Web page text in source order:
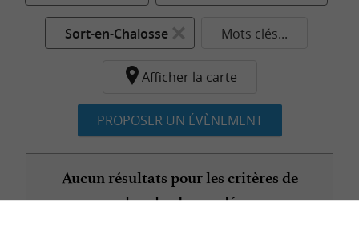
Sort-en-Chalosse Mots clés...
Afficher la carte
PROPOSER UN ÉVÈNEMENT
Aucun résultats pour les critères de
recherche demandés...